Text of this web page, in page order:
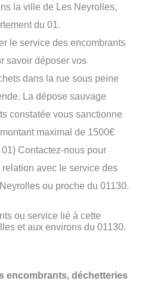
la ville de Les Neyrolles,
du 01.
le service des encombrants
savoir déposer vos
dans la rue sous peine
La dépose sauvage
constatée vous sanctionne
maximal de 1500€
Contactez-nous pour
avec le service des
ou proche du 01130.
ou service lié à cette
et aux environs du 01130.
encombrants, déchetteries